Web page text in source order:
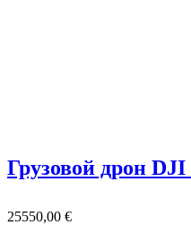
Грузовой дрон
25550,00 €